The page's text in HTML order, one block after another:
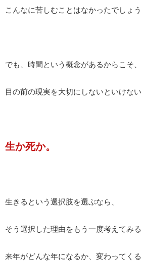
こんなに苦しむことはなかったでしょう
でも、時間という概念があるからこそ、
目の前の現実を大切にしないといけない
生か死か。
生きるという選択肢を選ぶなら、
そう選択した理由をもう一度考えてみる
来年がどんな年になるか、変わってくる